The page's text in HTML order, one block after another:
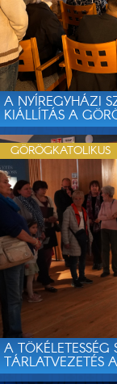
A NYÍREGYHÁZI
KIÁLLÍTÁS A
A
TÁRLATVEZETÉS
GÖRÖGKATOLIKUS